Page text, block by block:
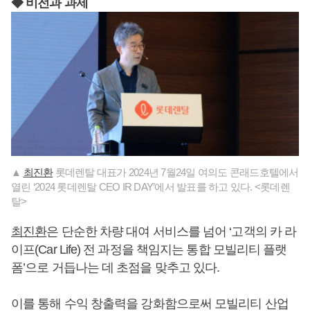
◆ 비전과 과제
▲ 최진환롯데렌탈 대표가 2024년 7월24일 여의도 콘래드호텔에서
열린 ‘2024 롯데렌탈 CEO IR DAY’에서 발표를 하고 있다. <롯데렌
탈>
최진환은 단순한 차량 대여 서비스를 넘어 ‘고객의 카 라
이프(Car Life) 전 과정을 책임지는 통합 모빌리티 플랫
폼’으로 거듭나는 데 초점을 맞추고 있다.
이를 통해 수익 창출력을 강화함으로써 모빌리티 산업